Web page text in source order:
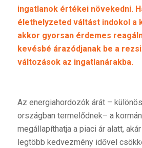
ingatlanok értékei növekedni.
élethelyzeted váltást indokol a
akkor gyorsan érdemes
kevésbé árazódjanak be a
változások az ingatlanárakba.
Az energiahordozók árát –
országban termelődnek– a
megállapíthatja a piaci ár alatt,
legtöbb kedvezmény idővel